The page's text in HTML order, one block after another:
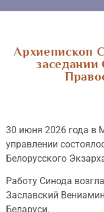
Архиепископ
заседании
30 июня 2026 года в
управлении
Белорусского
Работу Синода
Заславский
Беларуси.